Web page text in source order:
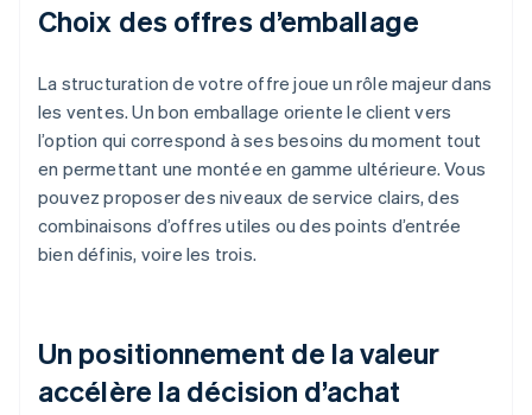
Choix des offres d’emballage
La structuration de votre offre joue un rôle majeur dans
les ventes. Un bon emballage oriente le client vers
l’option qui correspond à ses besoins du moment tout
en permettant une montée en gamme ultérieure. Vous
pouvez proposer des niveaux de service clairs, des
combinaisons d’offres utiles ou des points d’entrée
bien définis, voire les trois.
Un positionnement de la valeur
accélère la décision d’achat